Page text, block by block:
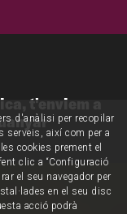
t'enviem a
d'anàlisi per recopilar
així com per a
cookies prement el
clic a “Configuració
el seu navegador per
en el seu disc
acció podrà